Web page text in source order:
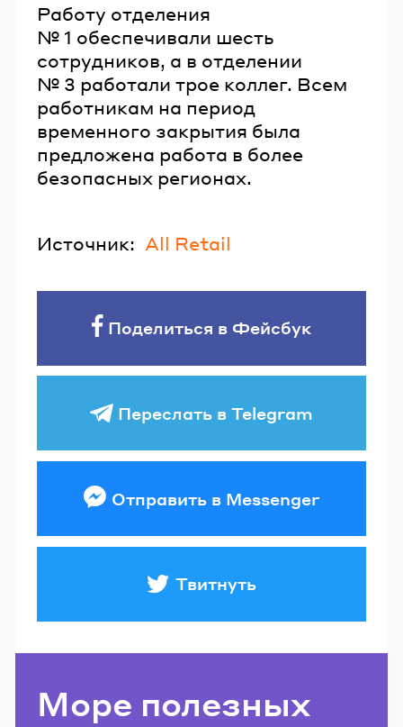
Работу отделения
№ 1 обеспечивали шесть
сотрудников, а в отделении
№ 3 работали трое коллег. Всем
работникам на период
временного закрытия была
предложена работа в более
безопасных регионах.
Источник: All Retail
Поделиться в Фейсбук
Переслать в Telegram
Отправить в Messenger
Твитнуть
Море полезных